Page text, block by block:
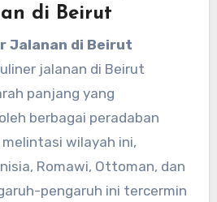
di Beirut
Jalanan di Beirut
jalanan di Beirut
panjang yang
berbagai peradaban
wilayah ini,
Romawi, Ottoman, dan
pengaruh ini tercermin